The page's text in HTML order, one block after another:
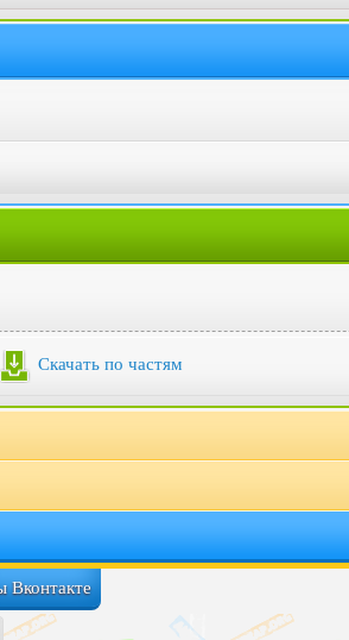
Скачать по частям
Вконтакте